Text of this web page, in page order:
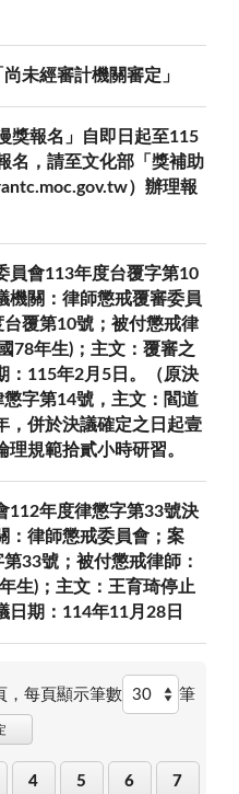
未經審計機關審定」
獎報名」自即日起至115
名，請至文化部「獎補助
）辦理報
員會113年度台覆字第10
機關：律師懲戒覆審委員
覆第10號；被付懲戒律
78年生)；主文：覆審之
：115年2月5日。（原決
字第14號，主文：閻道
，併於決議確定之日起壹
規範拾貳小時研習。
112年度律懲字第33號決
：律師懲戒委員會；案
33號；被付懲戒律師：
生)；主文：王育琦停止
日期：114年11月28日
，每頁顯示筆數 筆
4 5 6 7